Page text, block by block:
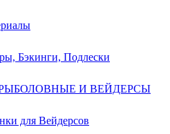
Бэкинги, Подлески
И ВЕЙДЕРСЫ
для Вейдерсов